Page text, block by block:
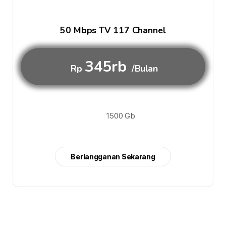
50 Mbps TV 117 Channel
Rp 345rb /Bulan
1500 Gb
Berlangganan Sekarang